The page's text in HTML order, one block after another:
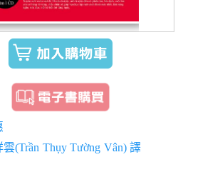
雲(Trần Thụy Tường Vân) 譯